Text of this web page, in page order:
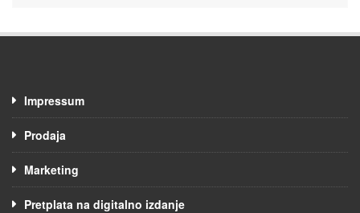
Impressum
Prodaja
Marketing
Pretplata na digitalno izdanje